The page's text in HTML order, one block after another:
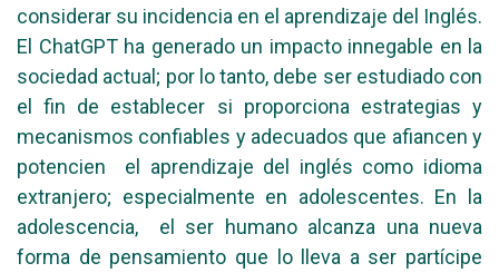
considerar su incidencia en el aprendizaje del Inglés.
El ChatGPT ha generado un impacto innegable en la
sociedad actual; por lo tanto, debe ser estudiado con
el fin de establecer si proporciona estrategias y
mecanismos confiables y adecuados que afiancen y
potencien el aprendizaje del inglés como idioma
extranjero; especialmente en adolescentes. En la
adolescencia, el ser humano alcanza una nueva
forma de pensamiento que lo lleva a ser partícipe